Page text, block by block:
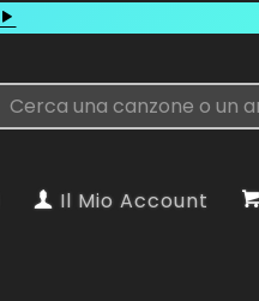
Il Mio Account